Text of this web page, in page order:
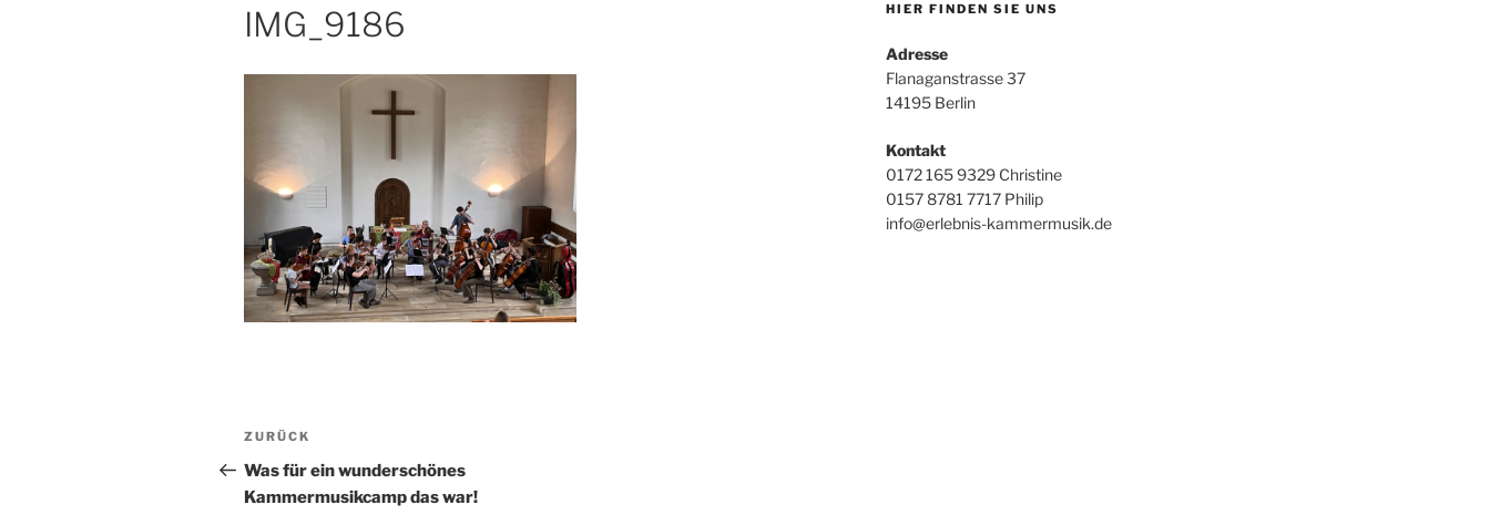
IMG_9186
Beitragsnavigation
Vorheriger
Beitrag
ZURÜCK
Was für ein wunderschönes
Kammermusikcamp das war!
HIER FINDEN SIE UNS
Adresse
Flanaganstrasse 37
14195 Berlin
Kontakt
0172 165 9329 Christine
0157 8781 7717 Philip
info@erlebnis-kammermusik.de